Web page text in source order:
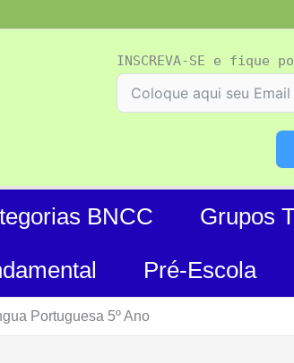
INSCREVA-SE e fique
BNCC Grupos
Pré-Escola
Portuguesa 5º Ano